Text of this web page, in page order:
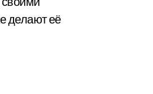
делают её